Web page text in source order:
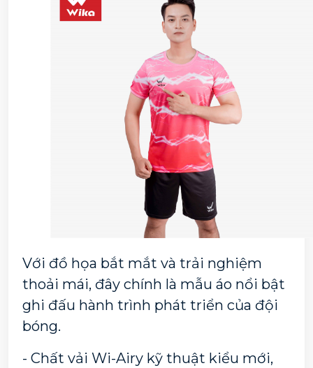
Với đồ họa bắt mắt và trải nghiệm
thoải mái, đây chính là mẫu áo nổi bật
ghi đấu hành trình phát triển của đội
bóng.
- Chất vải Wi-Airy kỹ thuật kiểu mới,